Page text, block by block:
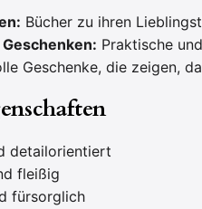
Bücher zu ihren
Praktische
Geschenke, die zeigen,
detailorientiert
fleißig
fürsorglich